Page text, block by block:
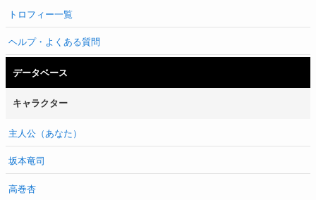
トロフィー一覧
ヘルプ・よくある質問
データベース
キャラクター
主人公（あなた）
坂本竜司
高巻杏